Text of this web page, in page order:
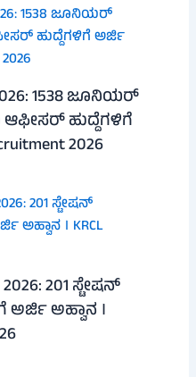
1538 ಜೂನಿಯರ್
ಹುದ್ದೆಗಳಿಗೆ
2026
201 ಸ್ಟೇಷನ್
ಅರ್ಜಿ ಅಹ್ವಾನ ।